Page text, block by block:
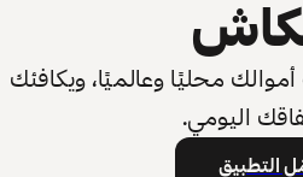
محليًا وعالميًا، ويكافئك
اليومي.
التطبيق